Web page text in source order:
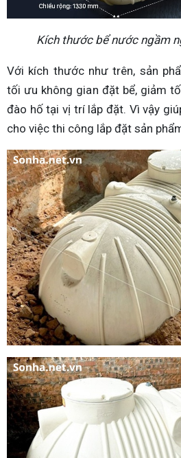
Kích thước bể nước ngầm
Với kích thước như trên, sản
tối ưu không gian đặt bể, giảm
đào hố tại vị trí lắp đặt. Vì vậy
cho việc thi công lắp đặt sản